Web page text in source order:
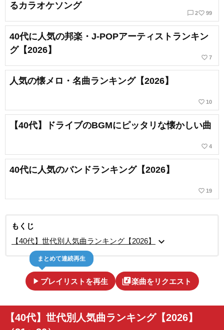
るカラオケソング
chat_bubble_outline 2favorite_border 99
40代に人気の邦楽・J-POPアーティストランキン
グ【2026】
favorite_border 7
人気の懐メロ・名曲ランキング【2026】
favorite_border 10
【40代】ドライブのBGMにピッタリな懐かしい曲
favorite_border 4
40代に人気のバンドランキング【2026】
favorite_border 19
もくじ
【40代】世代別人気曲ランキング【2026】
expand_more
play_arrow プレイリストを再生
まとめて連続再生
library_music楽曲をリクエスト
【40代】世代別人気曲ランキング【2026】